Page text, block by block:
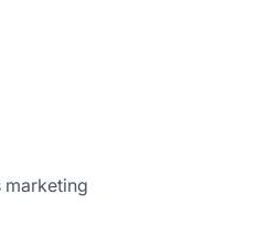
marketing